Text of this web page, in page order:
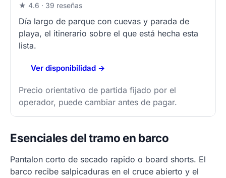
★ 4.6 · 39 reseñas
Día largo de parque con cuevas y parada de
playa, el itinerario sobre el que está hecha esta
lista.
Ver disponibilidad →
Precio orientativo de partida fijado por el
operador, puede cambiar antes de pagar.
Esenciales del tramo en barco
Pantalon corto de secado rapido o board shorts. El
barco recibe salpicaduras en el cruce abierto y el